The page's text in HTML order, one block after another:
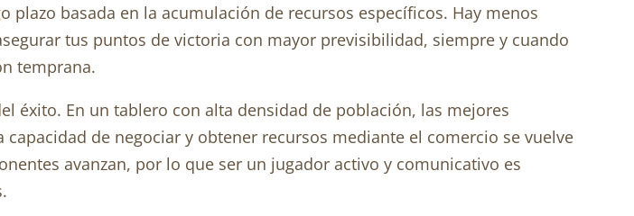
basada en la acumulación de recursos específicos. Hay menos
tus puntos de victoria con mayor previsibilidad, siempre y cuando
temprana.
éxito. En un tablero con alta densidad de población, las mejores
de negociar y obtener recursos mediante el comercio se vuelve
avanzan, por lo que ser un jugador activo y comunicativo es